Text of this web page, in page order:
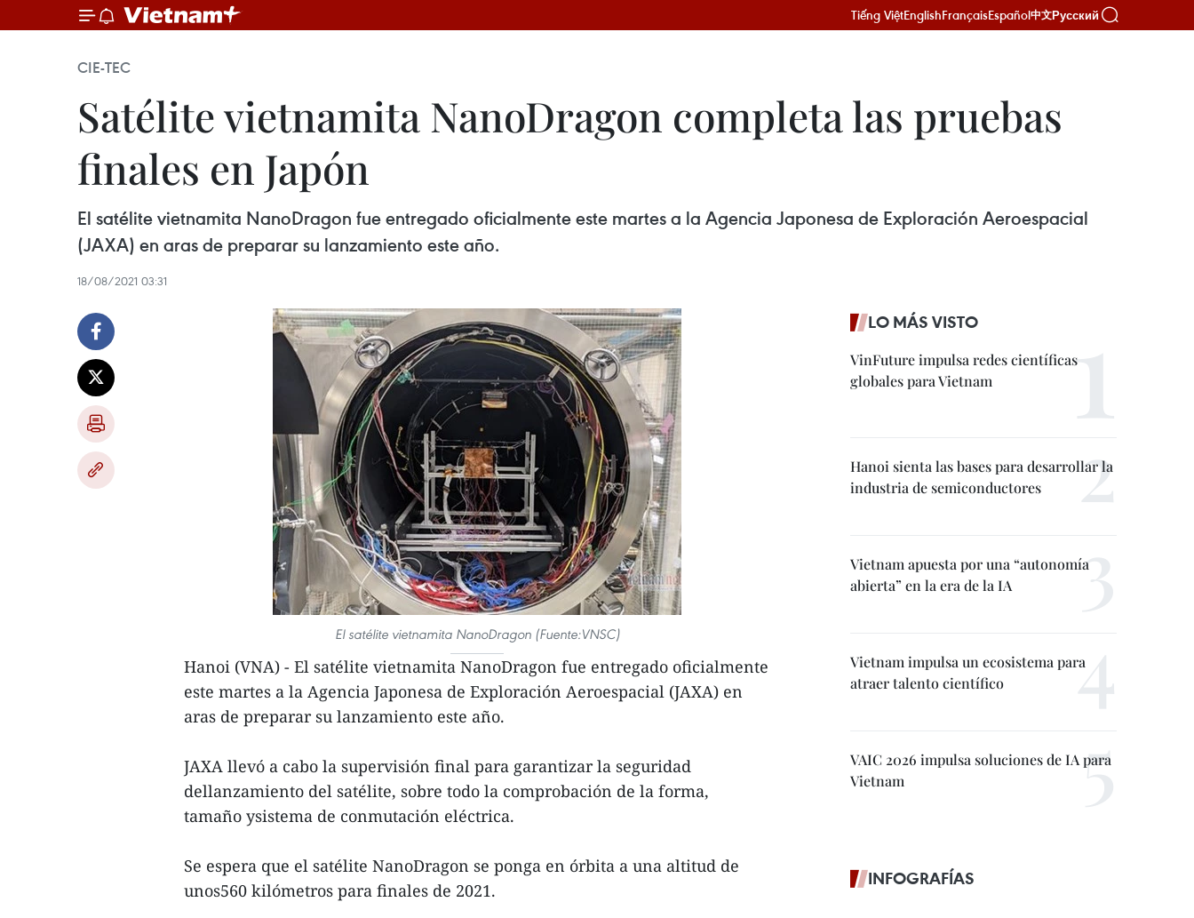
Tiếng ViệtEnglishFrançaisEspañol中文Русский
CIE-TEC
Satélite vietnamita NanoDragon completa las pruebas
finales en Japón
El satélite vietnamita NanoDragon fue entregado oficialmente este martes a la Agencia Japonesa de Exploración Aeroespacial
(JAXA) en aras de preparar su lanzamiento este año.
18/08/2021 03:31
El satélite vietnamita NanoDragon (Fuente:VNSC)
Hanoi (VNA) - El satélite vietnamita NanoDragon fue entregado oficialmente
este martes a la Agencia Japonesa de Exploración Aeroespacial (JAXA) en
aras de preparar su lanzamiento este año.
JAXA llevó a cabo la supervisión final para garantizar la seguridad
dellanzamiento del satélite, sobre todo la comprobación de la forma,
tamaño ysistema de conmutación eléctrica.
Se espera que el satélite NanoDragon se ponga en órbita a una altitud de
unos560 kilómetros para finales de 2021.
LO MÁS VISTO
VinFuture impulsa redes científicas
globales para Vietnam
Hanoi sienta las bases para desarrollar la
industria de semiconductores
Vietnam apuesta por una “autonomía
abierta” en la era de la IA
Vietnam impulsa un ecosistema para
atraer talento científico
VAIC 2026 impulsa soluciones de IA para
Vietnam
INFOGRAFÍAS